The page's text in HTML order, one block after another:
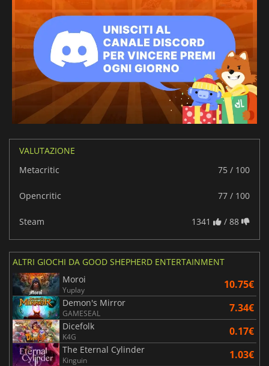
VALUTAZIONE
Metacritic
75 / 100
Opencritic 77 / 100
Steam 1341 / 88
ALTRI GIOCHI DA GOOD SHEPHERD ENTERTAINMENT
Moroi
Yuplay 10.75€
Demon's Mirror
GAMESEAL 7.34€
Dicefolk
K4G 0.17€
The Eternal Cylinder
Kinguin 1.03€